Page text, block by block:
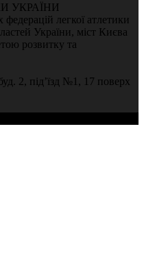
УКРАЇНИ
федерацій легкої атлетики
України, міст Києва
розвитку та
2, під’їзд №1, 17 поверх